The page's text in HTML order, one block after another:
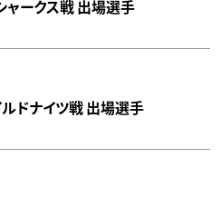
ャークス戦 出場選手
ドナイツ戦 出場選手